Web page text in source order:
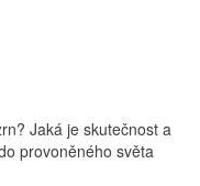
Jaká je skutečnost a
provoněného světa